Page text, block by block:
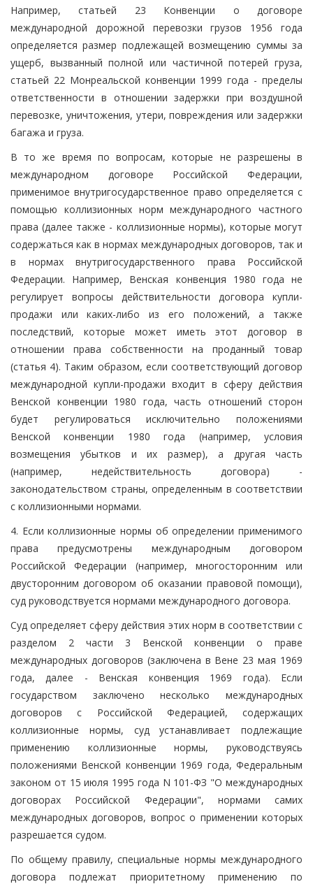
Например, статьей 23 Конвенции о договоре
международной дорожной перевозки грузов 1956 года
определяется размер подлежащей возмещению суммы за
ущерб, вызванный полной или частичной потерей груза,
статьей 22 Монреальской конвенции 1999 года - пределы
ответственности в отношении задержки при воздушной
перевозке, уничтожения, утери, повреждения или задержки
багажа и груза.
В то же время по вопросам, которые не разрешены в
международном договоре Российской Федерации,
применимое внутригосударственное право определяется с
помощью коллизионных норм международного частного
права (далее также - коллизионные нормы), которые могут
содержаться как в нормах международных договоров, так и
в нормах внутригосударственного права Российской
Федерации. Например, Венская конвенция 1980 года не
регулирует вопросы действительности договора купли-
продажи или каких-либо из его положений, а также
последствий, которые может иметь этот договор в
отношении права собственности на проданный товар
(статья 4). Таким образом, если соответствующий договор
международной купли-продажи входит в сферу действия
Венской конвенции 1980 года, часть отношений сторон
будет регулироваться исключительно положениями
Венской конвенции 1980 года (например, условия
возмещения убытков и их размер), а другая часть
(например, недействительность договора) -
законодательством страны, определенным в соответствии
с коллизионными нормами.
4. Если коллизионные нормы об определении применимого
права предусмотрены международным договором
Российской Федерации (например, многосторонним или
двусторонним договором об оказании правовой помощи),
суд руководствуется нормами международного договора.
Суд определяет сферу действия этих норм в соответствии с
разделом 2 части 3 Венской конвенции о праве
международных договоров (заключена в Вене 23 мая 1969
года, далее - Венская конвенция 1969 года). Если
государством заключено несколько международных
договоров с Российской Федерацией, содержащих
коллизионные нормы, суд устанавливает подлежащие
применению коллизионные нормы, руководствуясь
положениями Венской конвенции 1969 года, Федеральным
законом от 15 июля 1995 года N 101-ФЗ "О международных
договорах Российской Федерации", нормами самих
международных договоров, вопрос о применении которых
разрешается судом.
По общему правилу, специальные нормы международного
договора подлежат приоритетному применению по